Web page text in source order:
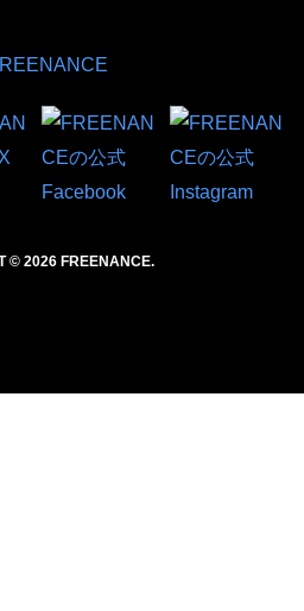
© 2026 FREENANCE.